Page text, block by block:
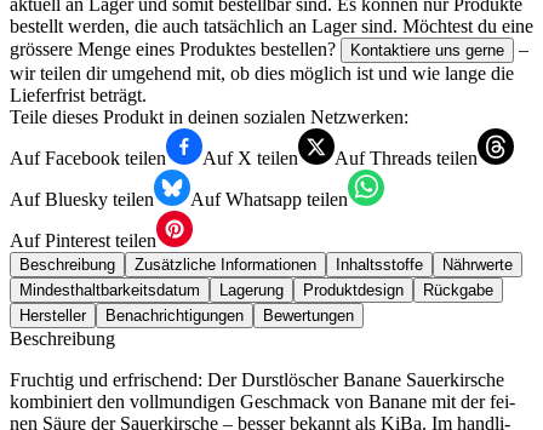
aktuell an Lager und somit bestellbar sind. Es können nur Produkte
bestellt werden, die auch tatsächlich an Lager sind. Möchtest du eine
grössere Menge eines Produktes bestellen?
Kontaktiere uns gerne
–
wir teilen dir umgehend mit, ob dies möglich ist und wie lange die
Lieferfrist beträgt.
Teile dieses Produkt in deinen sozialen Netzwerken:
Auf Facebook teilen
Auf X teilen
Auf Threads teilen
Auf Bluesky teilen
Auf Whatsapp teilen
Auf Pinterest teilen
Beschreibung Zusätzliche Informationen Inhaltsstoffe
Nährwerte
Mindesthaltbarkeitsdatum
Lagerung Produktdesign
Rückgabe
Hersteller
Benachrichtigungen Bewertungen
Beschreibung
Fruch­tig und erfri­schend: Der Durst­lö­scher Bana­ne Sau­er­kir­sche
kom­bi­niert den voll­mun­di­gen Geschmack von Bana­ne mit der fei­
nen Säu­re der Sau­er­kir­sche – bes­ser bekannt als KiBa. Im hand­li­